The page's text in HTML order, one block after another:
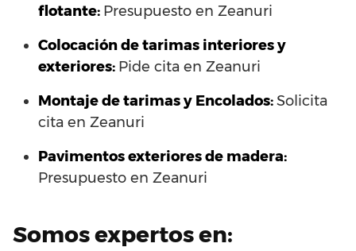
flotante: Presupuesto en Zeanuri
Colocación de tarimas interiores y
exteriores: Pide cita en Zeanuri
Montaje de tarimas y Encolados:Solicita
cita en Zeanuri
Pavimentos exteriores de madera:
Presupuesto en Zeanuri
Somos expertos en: